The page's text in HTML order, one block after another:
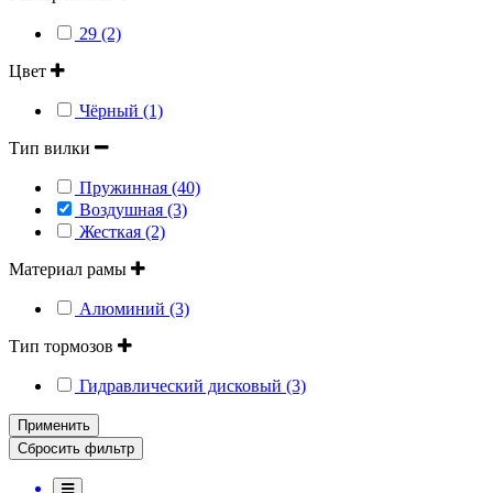
29 (2)
Цвет
Чёрный (1)
Тип вилки
Пружинная (40)
Воздушная (3)
Жесткая (2)
Материал рамы
Алюминий (3)
Тип тормозов
Гидравлический дисковый (3)
Применить